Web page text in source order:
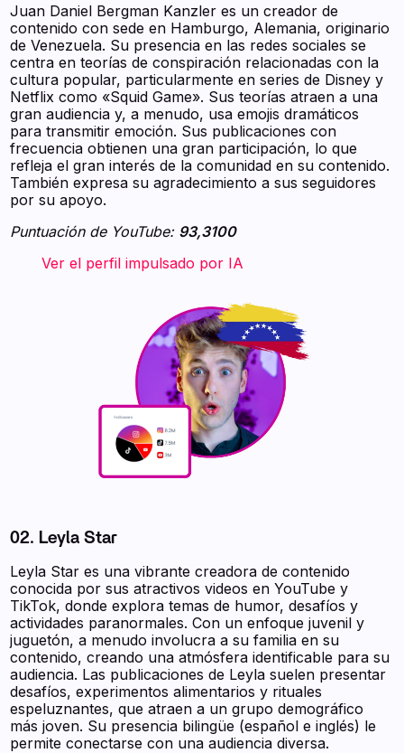
Juan Daniel Bergman Kanzler es un creador de
contenido con sede en Hamburgo, Alemania, originario
de Venezuela. Su presencia en las redes sociales se
centra en teorías de conspiración relacionadas con la
cultura popular, particularmente en series de Disney y
Netflix como «Squid Game». Sus teorías atraen a una
gran audiencia y, a menudo, usa emojis dramáticos
para transmitir emoción. Sus publicaciones con
frecuencia obtienen una gran participación, lo que
refleja el gran interés de la comunidad en su contenido.
También expresa su agradecimiento a sus seguidores
por su apoyo.
Puntuación de YouTube: 93,3100
‍ ‍ ‍ ‍ ‍ ‍ ‍ Ver el perfil impulsado por IA ‍ ‍ ‍
02. Leyla Star
Leyla Star es una vibrante creadora de contenido
conocida por sus atractivos videos en YouTube y
TikTok, donde explora temas de humor, desafíos y
actividades paranormales. Con un enfoque juvenil y
juguetón, a menudo involucra a su familia en su
contenido, creando una atmósfera identificable para su
audiencia. Las publicaciones de Leyla suelen presentar
desafíos, experimentos alimentarios y rituales
espeluznantes, que atraen a un grupo demográfico
más joven. Su presencia bilingüe (español e inglés) le
permite conectarse con una audiencia diversa.